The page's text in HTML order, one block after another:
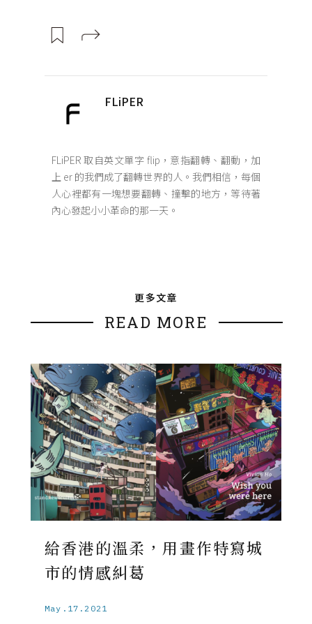
FLiPER
FLiPER 取自英文單字 flip，意指翻轉、翻動，加
上 er 的我們成了翻轉世界的人。我們相信，每個
人心裡都有一塊想要翻轉、撞擊的地方，等待著
內心發起小小革命的那一天。
更多文章
READ MORE
給香港的溫柔，用畫作特寫城
市的情感糾葛
May.17.2021